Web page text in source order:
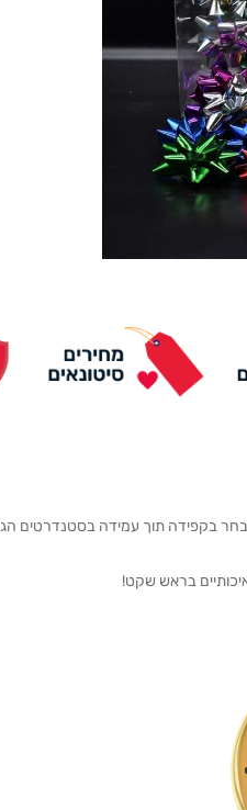
בקפידה תוך עמידה בסטנדרטים
בראש שקט!